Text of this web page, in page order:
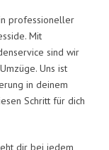
professioneller
Mit
sind wir
Uns ist
in deinem
Schritt für dich
dir bei jedem